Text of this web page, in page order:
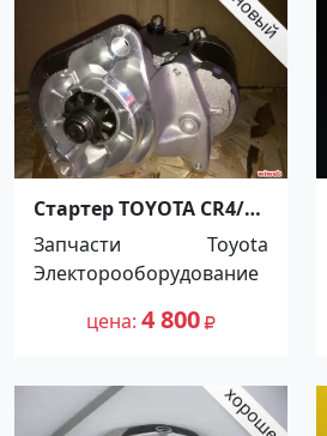
Стартер TOYOTA CR4/5
2/3C Lite Ace/Town Ace
Краснодар
Запчасти
Toyota
Электорооборудование
цена 4 800